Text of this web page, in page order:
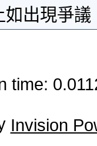
出現爭
time:
Invision